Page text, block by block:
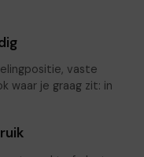
vaste
waar je graag zit: in